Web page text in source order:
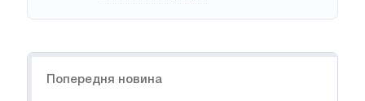
Попередня новина